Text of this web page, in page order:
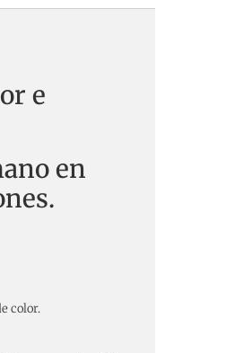
e
en
color.